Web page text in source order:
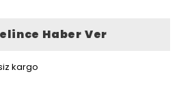
Haber Ver
kargo